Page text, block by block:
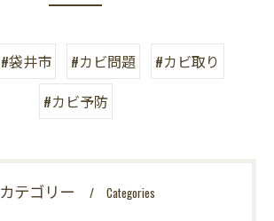
#袋井市 #カビ問題
#カビ取り
#カビ予防
カテゴリー Categories